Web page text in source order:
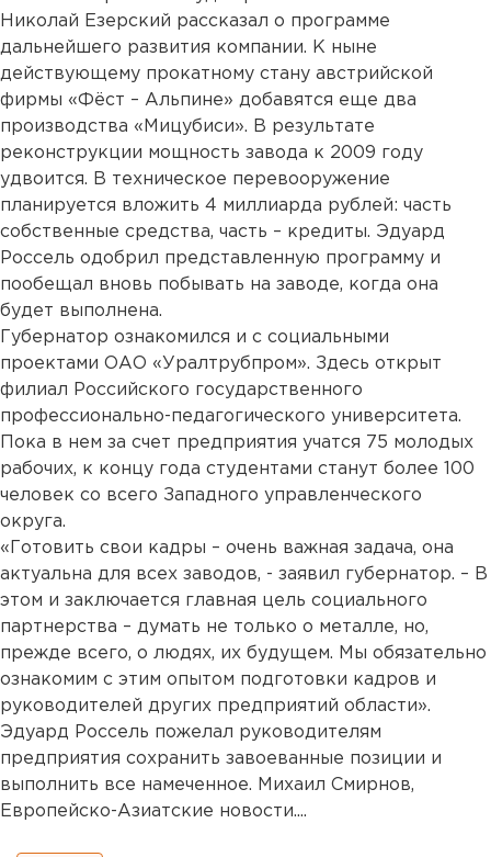
Николай Езерский рассказал о программе
дальнейшего развития компании. К ныне
действующему прокатному стану австрийской
фирмы «Фёст – Альпине» добавятся еще два
производства «Мицубиси». В результате
реконструкции мощность завода к 2009 году
удвоится. В техническое перевооружение
планируется вложить 4 миллиарда рублей: часть
собственные средства, часть – кредиты. Эдуард
Россель одобрил представленную программу и
пообещал вновь побывать на заводе, когда она
будет выполнена.
Губернатор ознакомился и с социальными
проектами ОАО «Уралтрубпром». Здесь открыт
филиал Российского государственного
профессионально-педагогического университета.
Пока в нем за счет предприятия учатся 75 молодых
рабочих, к концу года студентами станут более 100
человек со всего Западного управленческого
округа.
«Готовить свои кадры – очень важная задача, она
актуальна для всех заводов, - заявил губернатор. – В
этом и заключается главная цель социального
партнерства – думать не только о металле, но,
прежде всего, о людях, их будущем. Мы обязательно
ознакомим с этим опытом подготовки кадров и
руководителей других предприятий области».
Эдуард Россель пожелал руководителям
предприятия сохранить завоеванные позиции и
выполнить все намеченное. Михаил Смирнов,
Европейско-Азиатские новости....